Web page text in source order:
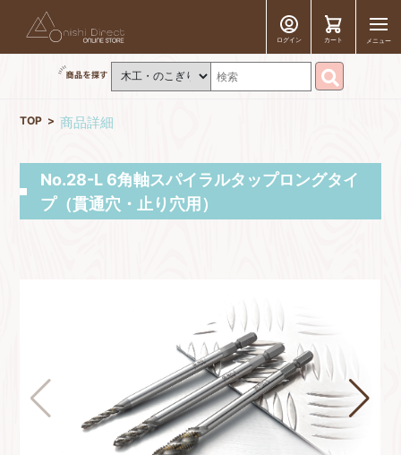
ログイン カート メニュー
TOP 商品詳細
No.28-L 6角軸スパイラルタップロングタイ
プ（貫通穴・止り穴用）